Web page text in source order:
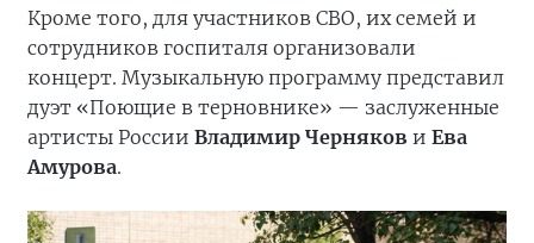
Кроме того, для участников СВО, их семей и
сотрудников госпиталя организовали
концерт. Музыкальную программу представил
дуэт «Поющие в терновнике» — заслуженные
артисты России Владимир Черняков и Ева
Амурова.